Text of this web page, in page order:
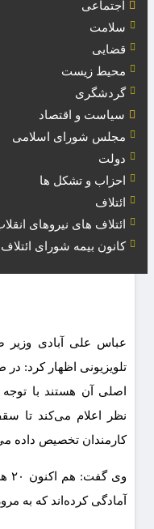
اجتماعی
سلامت
قضایی
محیط زیست
گردشگری
سیاست و اقتصاد
مجلس شورای اسلامی
دولت
احزاب و تشکل ها
ائتلاف
ائتلاف های نیروهای
کانون بیمه شورای ائتلاف
عباس علی آبادی
گویی تلویزیونی
اصناف شرکت کننده
اعتبارسنجی که
۲۰ میلیون تومان
عباس علی آبادی
تلویزیونی اظهار کرد:
اصلی آن هستند با
کارمندان تخصیص داده
وی
آمادگی کرده‌اند که به